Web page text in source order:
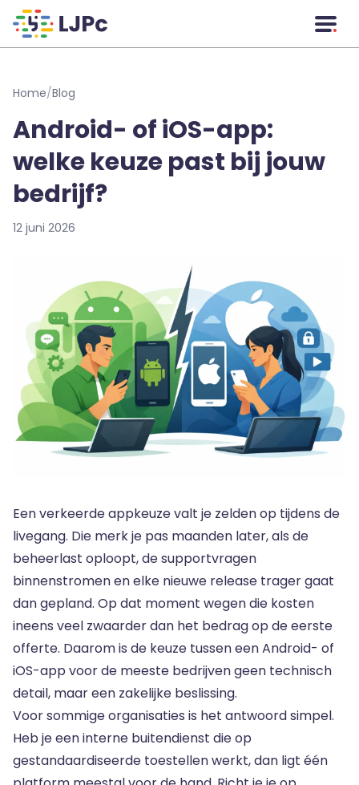
Home/Blog
Android- of iOS-app:
welke keuze past bij jouw
bedrijf?
12 juni 2026
Een verkeerde appkeuze valt je zelden op tijdens de
livegang. Die merk je pas maanden later, als de
beheerlast oploopt, de supportvragen
binnenstromen en elke nieuwe release trager gaat
dan gepland. Op dat moment wegen die kosten
ineens veel zwaarder dan het bedrag op de eerste
offerte. Daarom is de keuze tussen een Android- of
iOS-app voor de meeste bedrijven geen technisch
detail, maar een zakelijke beslissing.
Voor sommige organisaties is het antwoord simpel.
Heb je een interne buitendienst die op
gestandaardiseerde toestellen werkt, dan ligt één